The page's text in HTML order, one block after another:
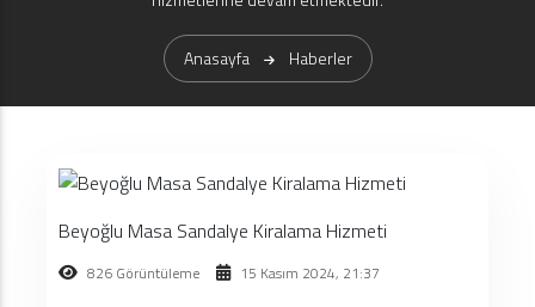
Anasayfa Haberler
Beyoğlu Masa Sandalye Kiralama Hizmeti
826 Görüntüleme 15 Kasım 2024, 21:37